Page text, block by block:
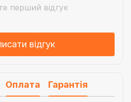
перший відгук
відгук
Оплата Гарантія